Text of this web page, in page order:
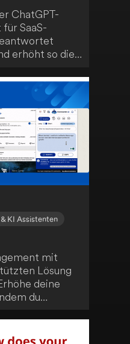
ChatGPT-
SaaS-
erhöht so die
höheren
KI Assistenten
mit
Lösung
deine
du
optimierte